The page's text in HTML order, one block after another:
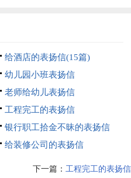
给酒店的表扬信(15篇)
幼儿园小班表扬信
老师给幼儿表扬信
工程完工的表扬信
银行职工拾金不昧的表扬信
给装修公司的表扬信
下一篇： 工程完工的表扬信